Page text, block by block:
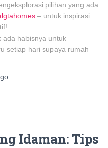
pilihan yang ada
– untuk inspirasi
ada habisnya untuk
setiap hari supaya rumah
Idaman: Tips